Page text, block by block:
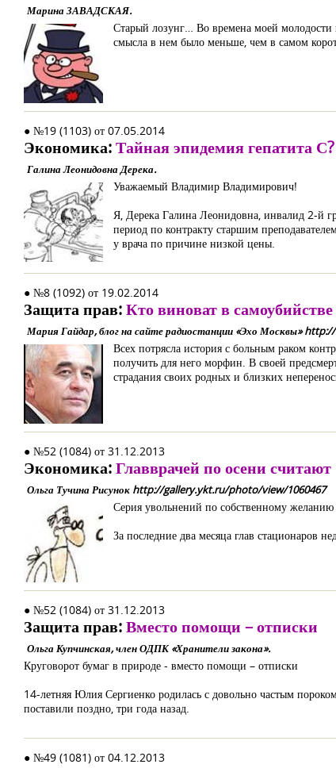
Марина ЗАВАДСКАЯ.
Старый лозунг… Во времена моей молодости
смысла в нем было меньше, чем в самом
● №19 (1103) от 07.05.2014
Экономика:Тайная эпидемия гепатита С?
Галина Леонидовна Дерека.
Уважаемый Владимир Владимирович!
Я, Дерека Галина Леонидовна, инвалид 2-й
период по контракту старшим
у врача по причине низкой цены.
● №8 (1092) от 19.02.2014
Защита прав:Кто виноват в
Мария Гайдар, блог на сайте радиостанции «Эхо Москвы»
Всех потрясла история с больным раком
получить для него морфин. В своей
страдания своих родных и близких
● №52 (1084) от 31.12.2013
Экономика:Главврачей по осени считают
Ольга Тучина Рисунок http://gallery.ykt.ru/photo/view/1060467
Серия увольнений по собственному
За последние два месяца глав стационаров
● №52 (1084) от 31.12.2013
Защита прав:Вместо помощи – отписки
Ольга Купчинская, член ОДПК «Хранители закона».
Круговорот бумаг в природе - вместо помощи – отписки
14-летняя Юлия Сергиенко родилась с довольно частым
поставили поздно, три года назад.
● №49 (1081) от 04.12.2013